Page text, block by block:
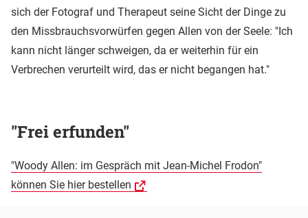
sich der Fotograf und Therapeut seine Sicht der Dinge zu
den Missbrauchsvorwürfen gegen Allen von der Seele: "Ich
kann nicht länger schweigen, da er weiterhin für ein
Verbrechen verurteilt wird, das er nicht begangen hat."
"Frei erfunden"
"Woody Allen: im Gespräch mit Jean-Michel Frodon"
können Sie hier bestellen